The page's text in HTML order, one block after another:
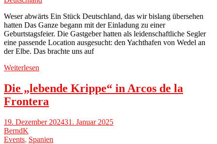
Weser abwärts Ein Stück Deutschland, das wir bislang übersehen
hatten Das Ganze begann mit der Einladung zu einer
Geburtstagsfeier. Die Gastgeber hatten als leidenschaftliche Segler
eine passende Location ausgesucht: den Yachthafen von Wedel an
der Elbe. Das brachte uns auf
Weiterlesen
Die „lebende Krippe“ in Arcos de la
Frontera
19. Dezember 202431. Januar 2025
BerndK
Events, Spanien